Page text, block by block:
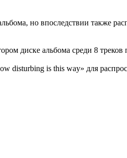
но впоследствии также
диске альбома среди 8
disturbing is this way» для